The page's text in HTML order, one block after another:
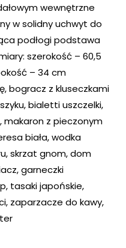
wewnętrzne
w solidny uchwyt do
podłogi podstawa
szerokość – 60,5
– 34 cm
bogracz z kluseczkami
bialetti uszczelki,
makaron z pieczonym
biała, wodka
skrzat gnom, dom
garneczki
tasaki japońskie,
zaparzacze do kawy,